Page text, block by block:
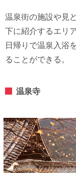
温泉街の施設や見
下に紹介するエリ
日帰りで温泉入浴
ることができる。
温泉寺